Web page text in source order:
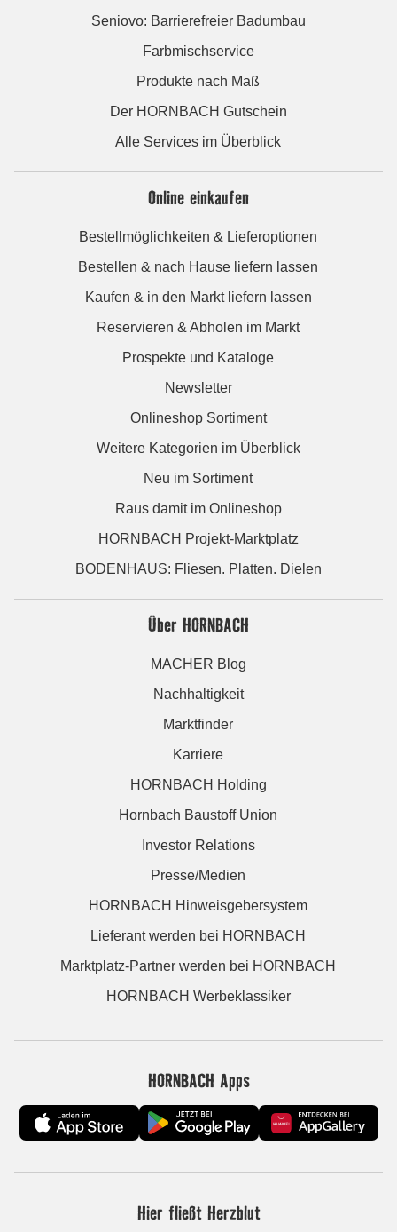
Seniovo: Barrierefreier Badumbau
Farbmischservice
Produkte nach Maß
Der HORNBACH Gutschein
Alle Services im Überblick
Online einkaufen
Bestellmöglichkeiten & Lieferoptionen
Bestellen & nach Hause liefern lassen
Kaufen & in den Markt liefern lassen
Reservieren & Abholen im Markt
Prospekte und Kataloge
Newsletter
Onlineshop Sortiment
Weitere Kategorien im Überblick
Neu im Sortiment
Raus damit im Onlineshop
HORNBACH Projekt-Marktplatz
BODENHAUS: Fliesen. Platten. Dielen
Über HORNBACH
MACHER Blog
Nachhaltigkeit
Marktfinder
Karriere
HORNBACH Holding
Hornbach Baustoff Union
Investor Relations
Presse/Medien
HORNBACH Hinweisgebersystem
Lieferant werden bei HORNBACH
Marktplatz-Partner werden bei HORNBACH
HORNBACH Werbeklassiker
HORNBACH Apps
Hier fließt Herzblut